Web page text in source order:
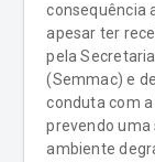
consequência
apesar ter
pela
(Semmac) e
conduta com
prevendo uma
ambiente